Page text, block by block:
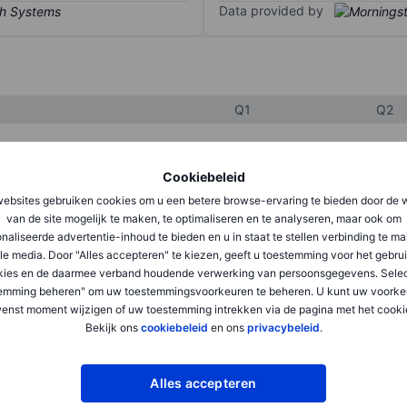
Cookiebeleid
gebruiken cookies om u een betere browse-ervaring te bieden door de
van de site mogelijk te maken, te optimaliseren en te analyseren, maar ook om
advertentie-inhoud te bieden en u in staat te stellen verbinding te
media. Door "Alles accepteren" te kiezen, geeft u toestemming voor het
en de daarmee verband houdende verwerking van persoonsgegevens.
beheren" om uw toestemmingsvoorkeuren te beheren. U kunt uw
moment wijzigen of uw toestemming intrekken via de pagina met het
Bekijk ons cookiebeleid en ons privacybeleid.
Alles accepteren
Data provided by
Q1 Q2
XXXXXXX
XXXXXXX XXXXXXX
XXXXXXX XXXXXXX
XXXXXXX XXXXXXX
XXXXXXX
XXXXXXX